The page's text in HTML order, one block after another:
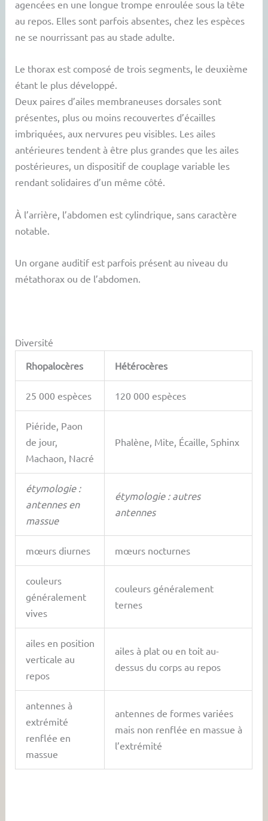
agencées en une longue trompe enroulée sous la tête
au repos. Elles sont parfois absentes, chez les espèces
ne se nourrissant pas au stade adulte.
Le thorax est composé de trois segments, le deuxième
étant le plus développé.
Deux paires d’ailes membraneuses dorsales sont
présentes, plus ou moins recouvertes d’écailles
imbriquées, aux nervures peu visibles. Les ailes
antérieures tendent à être plus grandes que les ailes
postérieures, un dispositif de couplage variable les
rendant solidaires d’un même côté.
À l’arrière, l’abdomen est cylindrique, sans caractère
notable.
Un organe auditif est parfois présent au niveau du
métathorax ou de l’abdomen.
Diversité
Rhopalocères
Hétérocères
25 000 espèces 120 000 espèces
Piéride, Paon
de jour,
Machaon, Nacré
Phalène, Mite, Écaille, Sphinx
étymologie :
antennes en
massue
étymologie : autres
antennes
mœurs diurnes mœurs nocturnes
couleurs
généralement
vives
couleurs généralement
ternes
ailes en position
verticale au
repos
ailes à plat ou en toit au-
dessus du corps au repos
antennes à
extrémité
renflée en
massue
antennes de formes variées
mais non renflée en massue à
l’extrémité